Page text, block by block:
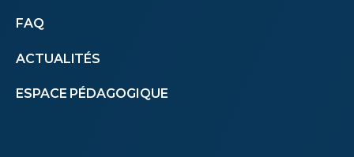
Autres
menus
FAQ
ACTUALITÉS
ESPACE PÉDAGOGIQUE